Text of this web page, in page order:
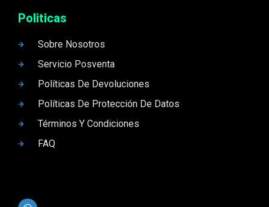
Politicas
Sobre Nosotros
Servicio Posventa
Políticas De Devoluciones
Políticas De Protección De Datos
Términos Y Condiciones
FAQ